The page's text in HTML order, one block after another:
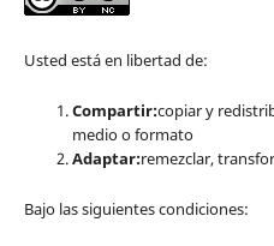
Usted está en libertad de:
Compartir:copiar y
medio o formato
Adaptar:remezclar,
Bajo las siguientes condiciones: